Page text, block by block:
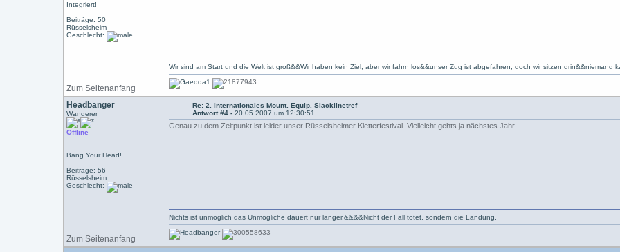
Integriert!
Beiträge: 50
Rüsselsheim
Geschlecht:
Zum Seitenanfang
Wir sind am Start und die Welt ist groß&&Wir haben kein Ziel, aber wir fahrn los&&unser Zug ist abgefahren, doch wir sitzen drin&&niemand
Headbanger
Wanderer
Offline
Bang Your Head!
Beiträge: 56
Rüsselsheim
Geschlecht:
Re: 2. Internationales Mount. Equip. Slacklinetref
Antwort #4 -20.05.2007 um 12:30:51
Genau zu dem Zeitpunkt ist leider unser Rüsselsheimer Kletterfestival. Vielleicht gehts ja nächstes Jahr.
Zum Seitenanfang
Nichts ist unmöglich das Unmögliche dauert nur länger.&&&&Nicht der Fall tötet, sondern die Landung.